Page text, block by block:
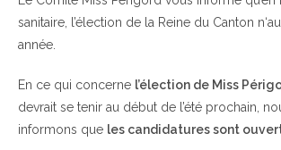
sanitaire, l’élection de la Reine du Canton
année.
En ce qui concerne l’élection de Miss
devrait se tenir au début de l’été prochain,
informons que les candidatures sont